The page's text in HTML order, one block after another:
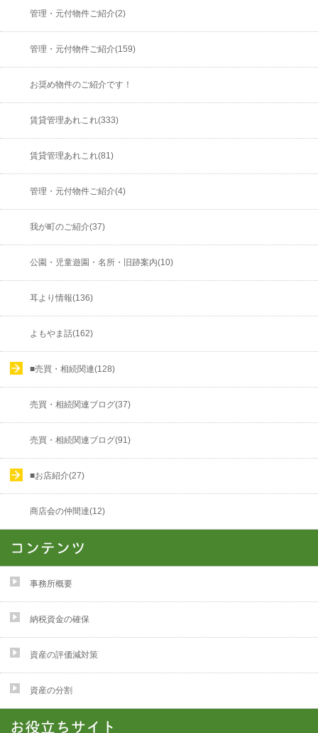
管理・元付物件ご紹介(2)
管理・元付物件ご紹介(159)
お奨め物件のご紹介です！
賃貸管理あれこれ(333)
賃貸管理あれこれ(81)
管理・元付物件ご紹介(4)
我が町のご紹介(37)
公園・児童遊園・名所・旧跡案内(10)
耳より情報(136)
よもやま話(162)
■売買・相続関連(128)
売買・相続関連ブログ(37)
売買・相続関連ブログ(91)
■お店紹介(27)
商店会の仲間達(12)
事務所概要
納税資金の確保
資産の評価減対策
資産の分割